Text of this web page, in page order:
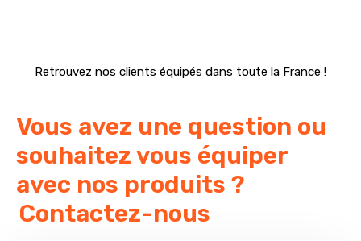
Retrouvez nos clients équipés dans toute la France !
Vous avez une question ou
souhaitez vous équiper
avec nos produits ?
Contactez-nous